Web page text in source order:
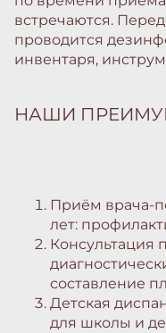
встречаются.
проводится
инвентаря,
НАШИ
Приём врача-
лет:
Консультация
составление
Детская
для школы и